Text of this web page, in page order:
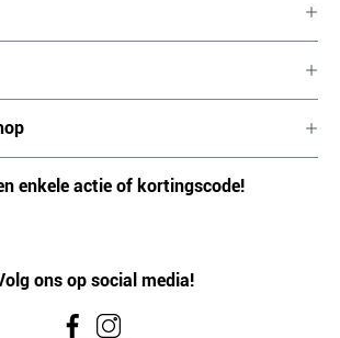
enkele actie of kortingscode!
ons op social media!